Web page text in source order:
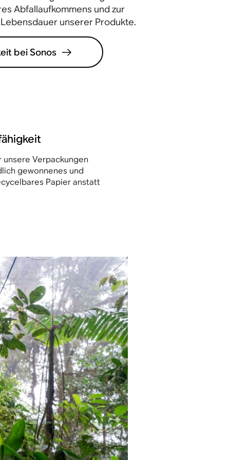
Abfallaufkommens und zur
unserer Produkte.
bei Sonos
unsere Verpackungen
gewonnenes und
Papier anstatt